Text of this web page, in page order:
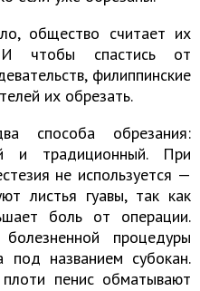
общество считает их
чтобы спастись от
филиппинские
их обрезать.
способа обрезания:
и традиционный. При
не используется —
листья гуавы, так как
боль от операции.
процедуры
под названием субокан.
пенис обматывают